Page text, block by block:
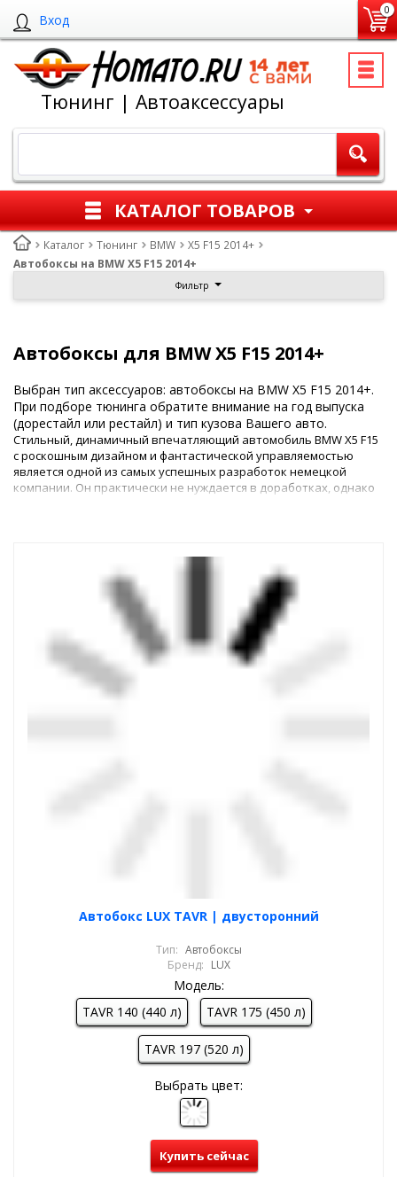
Вход
0
Тюнинг | Автоаксессуары
КАТАЛОГ ТОВАРОВ
Каталог Тюнинг BMW
X5 F15 2014+
Автобоксы на BMW X5 F15 2014+
Фильтр
Автобоксы для BMW X5 F15 2014+
Выбран тип аксессуаров: автобоксы на BMW X5 F15 2014+.
При подборе тюнинга обратите внимание на год выпуска
(дорестайл или рестайл) и тип кузова Вашего авто.
Стильный, динамичный впечатляющий автомобиль BMW X5 F15
с роскошным дизайном и фантастической управляемостью
является одной из самых успешных разработок немецкой
компании. Он практически не нуждается в доработках, однако
Автобокс LUX TAVR | двусторонний
Тип: Автобоксы
Бренд: LUX
Модель:
TAVR 140 (440 л)
TAVR 175 (450 л)
TAVR 197 (520 л)
Выбрать цвет:
Купить сейчас